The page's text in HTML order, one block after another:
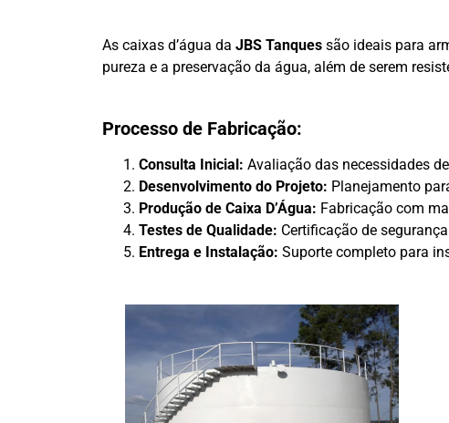
As caixas d’água da JBS Tanques são ideais para
pureza e a preservação da água, além de serem
Processo de Fabricação:
Consulta Inicial: Avaliação das necessidades
Desenvolvimento do Projeto: Planejamento
Produção de Caixa D’Água: Fabricação com
Testes de Qualidade: Certificação de
Entrega e Instalação: Suporte completo para